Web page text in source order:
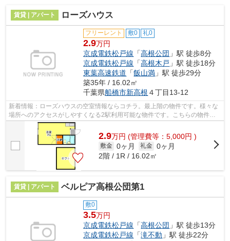
賃貸 | アパート ローズハウス
フリーレント 敷0 礼0
2.9万円
京成電鉄松戸線 「高根公団 」駅 徒歩8分
京成電鉄松戸線 「高根木戸 」駅 徒歩18分
東葉高速鉄道 「飯山満 」駅 徒歩29分
築35年 / 16.02㎡
千葉県船橋市新高根 ４丁目13-12
新着情報：ローズハウスの空室情報ならコチラ。最上階の物件です。様々な
場所へのアクセスがしやすくなる2駅利用可能な物件です。こちらの物件は
アパートです。京成電鉄松戸線高根公団...
2.9万円 (管理費等：5,000円 )
敷金 0ヶ月 礼金 0ヶ月
2階 / 1R / 16.02㎡
賃貸 | アパート ベルピア高根公団第1
敷0
3.5万円
京成電鉄松戸線 「高根公団 」駅 徒歩13分
京成電鉄松戸線 「滝不動 」駅 徒歩22分